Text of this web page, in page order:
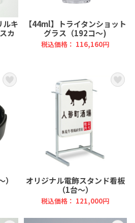
ルキ
カ
【44ml】トライタンショット
グラス（192コ～)
税込価格： 116,160円
オリジナル電飾スタンド看板
（1台～）
税込価格： 121,000円